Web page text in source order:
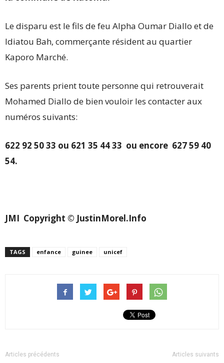
Le disparu est le fils de feu Alpha Oumar Diallo et de
Idiatou Bah, commerçante résident au quartier
Kaporo Marché.
Ses parents prient toute personne qui retrouverait
Mohamed Diallo de bien vouloir les contacter aux
numéros suivants:
622 92 50 33 ou 621 35 44 33 ou encore 627 59 40
54.
JMI Copyright © JustinMorel.Info
TAGS enfance guinee unicef
Articles précédents Articles suivants